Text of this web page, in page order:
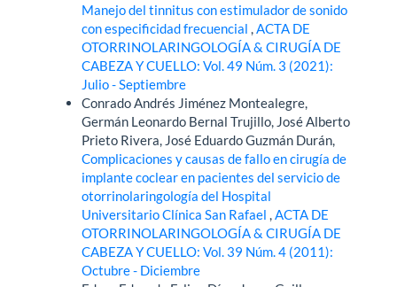
Manejo del tinnitus con estimulador de sonido
con especificidad frecuencial,ACTA DE
OTORRINOLARINGOLOGÍA & CIRUGÍA DE
CABEZA Y CUELLO: Vol. 49 Núm. 3 (2021):
Julio - Septiembre
Conrado Andrés Jiménez Montealegre,
Germán Leonardo Bernal Trujillo, José Alberto
Prieto Rivera, José Eduardo Guzmán Durán,
Complicaciones y causas de fallo en cirugía de
implante coclear en pacientes del servicio de
otorrinolaringología del Hospital
Universitario Clínica San Rafael,ACTA DE
OTORRINOLARINGOLOGÍA & CIRUGÍA DE
CABEZA Y CUELLO: Vol. 39 Núm. 4 (2011):
Octubre - Diciembre